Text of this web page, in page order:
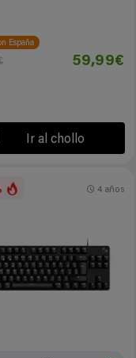
España
59,99€
Ir al chollo
4 años